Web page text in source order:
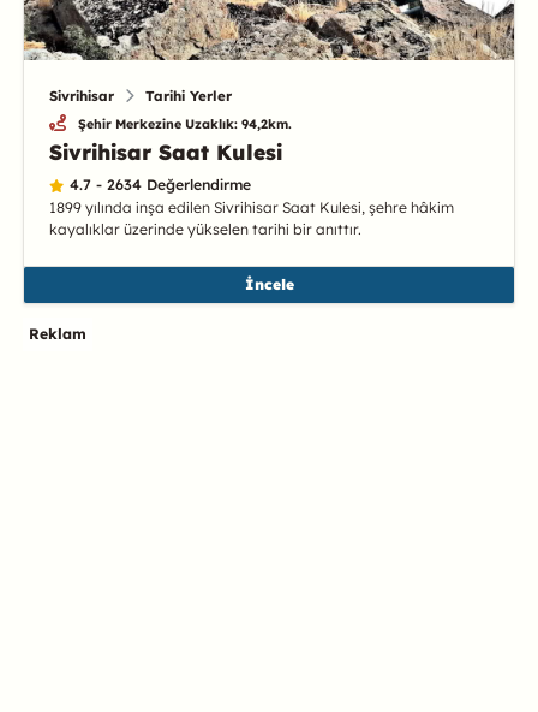
Sivrihisar Tarihi Yerler
Şehir Merkezine Uzaklık: 94,2km.
Sivrihisar Saat Kulesi
4.7 - 2634 Değerlendirme
1899 yılında inşa edilen Sivrihisar Saat Kulesi, şehre hâkim
kayalıklar üzerinde yükselen tarihi bir anıttır.
İncele
Reklam